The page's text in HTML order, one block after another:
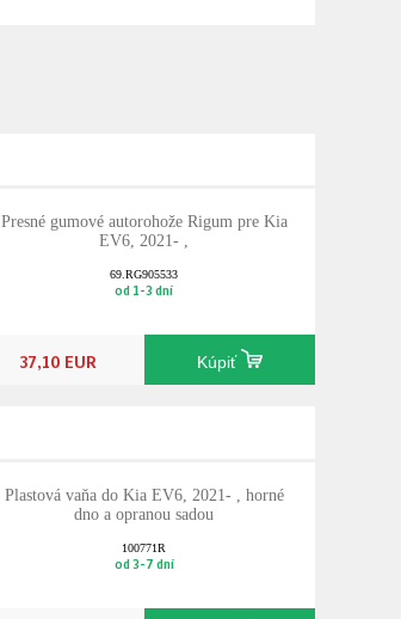
Presné gumové autorohože Rigum pre Kia
EV6, 2021- ,
69.RG905533
od 1-3 dní
37,10 EUR Kúpiť
Plastová vaňa do Kia EV6, 2021- , horné
dno a opranou sadou
100771R
od 3-7 dní